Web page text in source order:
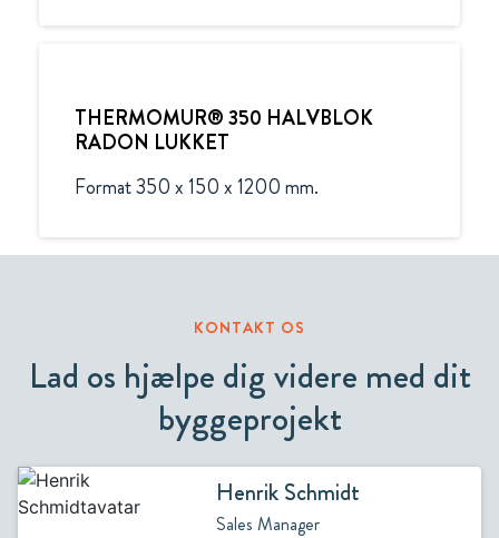
THERMOMUR® 350 HALVBLOK
RADON LUKKET
Format 350 x 150 x 1200 mm.
KONTAKT OS
Lad os hjælpe dig videre med dit
byggeprojekt
Henrik Schmidt
Sales Manager